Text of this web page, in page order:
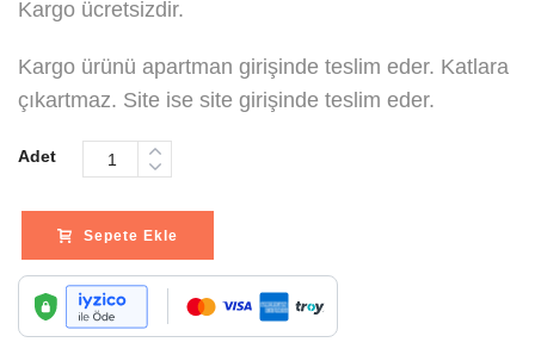
Kargo ücretsizdir.
Kargo ürünü apartman girişinde teslim eder. Katlara
çıkartmaz. Site ise site girişinde teslim eder.
Adet
Sepete Ekle